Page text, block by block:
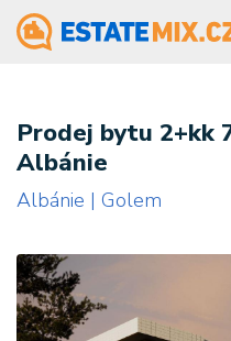
Prodej bytu 2+kk
Albánie
Albánie | Golem